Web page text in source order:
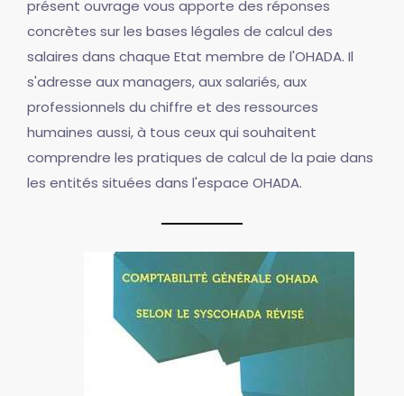
présent ouvrage vous apporte des réponses
concrètes sur les bases légales de calcul des
salaires dans chaque Etat membre de l'OHADA. Il
s'adresse aux managers, aux salariés, aux
professionnels du chiffre et des ressources
humaines aussi, à tous ceux qui souhaitent
comprendre les pratiques de calcul de la paie dans
les entités situées dans l'espace OHADA.